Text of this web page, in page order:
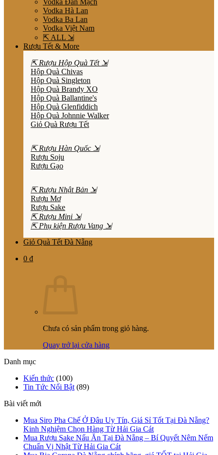
Vodka Đan Mạch
Vodka Hà Lan
Vodka Ba Lan
Vodka Việt Nam
⇱ ALL ⇲
Rượu Tết & More
⇱ Rượu Hộp Quà Tết ⇲
Hộp Quà Chivas
Hộp Quà Singleton
Hộp Quà Brandy XO
Hộp Quà Ballantine's
Hộp Quà Glenfiddich
Hộp Quà Johnnie Walker
Giỏ Quà Rượu Tết
⇱ Rượu Hàn Quốc ⇲
Rượu Soju
Rượu Gạo
⇱ Rượu Nhật Bản ⇲
Rượu Mơ
Rượu Sake
⇱ Rượu Mini ⇲
⇱ Phụ kiện Rượu Vang ⇲
Giỏ Quà Tết Đà Nẵng
0 ₫
Chưa có sản phẩm trong giỏ hàng.
Quay trở lại cửa hàng
Danh mục
Kiến thức (100)
Tin Tức Nổi Bật (89)
Bài viết mới
Mua Siro Pha Chế Ở Đâu Uy Tín, Giá Sỉ Tốt Tại Đà Nẵng?
Kinh Nghiệm Chọn Hàng Từ Hải Gia Cát
Mua Rượu Sake Nấu Ăn Tại Đà Nẵng – Bí Quyết Nêm Nếm
Chuẩn Vị Nhật Từ Hải Gia Cát